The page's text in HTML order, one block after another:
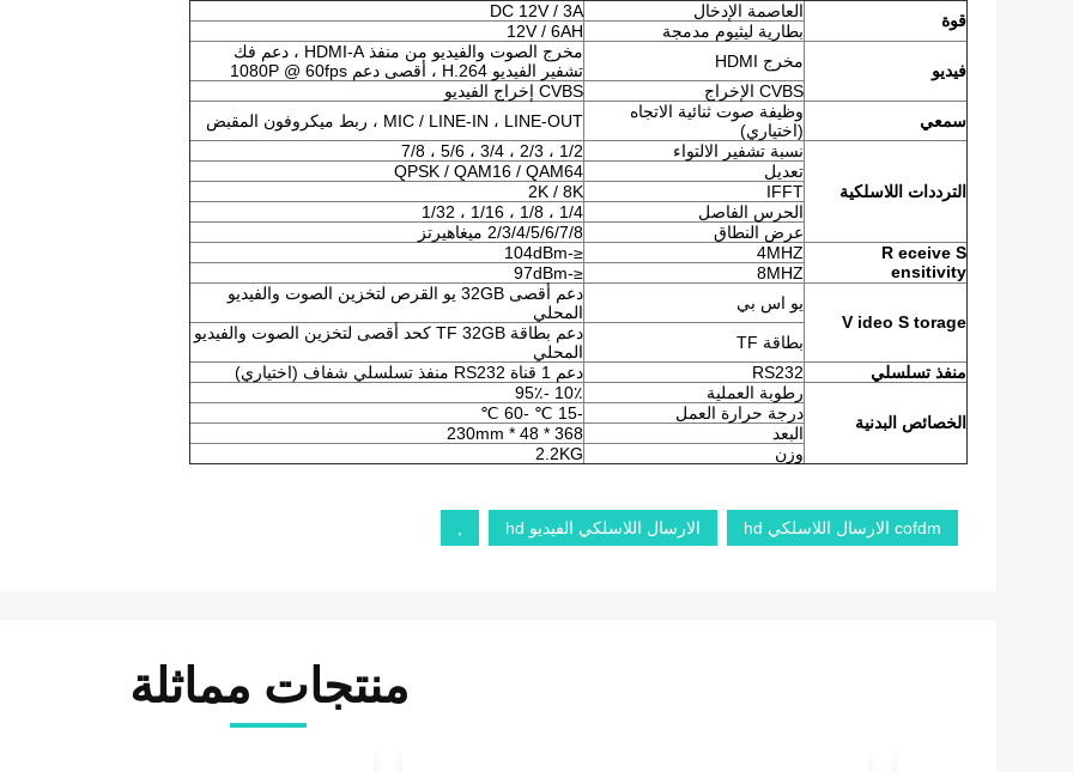
قوة
العاصمة الإدخال
DC 12V / 3A
بطارية ليثيوم مدمجة
12V / 6AH
فيديو مخرج HDMI
مخرج الصوت والفيديو من منفذ HDMI-A ، دعم فك
تشفير الفيديو H.264 ، أقصى دعم 1080P @ 60fps
CVBS الإخراج
CVBS إخراج الفيديو
سمعي
وظيفة صوت ثنائية الاتجاه
(اختياري)
MIC / LINE-IN ، LINE-OUT ، ربط ميكروفون المقبض
الترددات اللاسلكية
نسبة تشفير الالتواء
1/2 ، 2/3 ، 3/4 ، 5/6 ، 7/8
تعديل
QPSK / QAM16 / QAM64
IFFT
2K / 8K
الحرس الفاصل
1/4 ، 1/8 ، 1/16 ، 1/32
عرض النطاق
2/3/4/5/6/7/8 ميغاهيرتز
R eceive S
ensitivity
4MHZ
≤-104dBm
8MHZ
≤-97dBm
V ideo S torage
يو اس بي
دعم أقصى 32GB يو القرص لتخزين الصوت والفيديو
المحلي
بطاقة TF
دعم بطاقة TF 32GB كحد أقصى لتخزين الصوت والفيديو
المحلي
منفذ تسلسلي
RS232 دعم 1 قناة RS232 منفذ تسلسلي شفاف (اختياري)
الخصائص البدنية
رطوبة العملية
10٪ -95٪
درجة حرارة العمل
-15 ℃ -60 ℃
البعد
368 * 48 * 230mm
وزن
2.2KG
cofdm الارسال اللاسلكي hd الارسال اللاسلكي الفيديو hd
منتجات مماثلة